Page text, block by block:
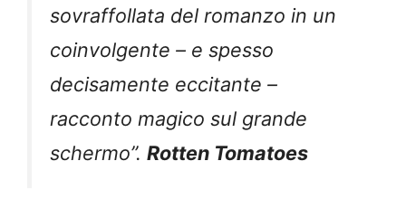
sovraffollata del romanzo in un
coinvolgente – e spesso
decisamente eccitante –
racconto magico sul grande
schermo”. Rotten Tomatoes